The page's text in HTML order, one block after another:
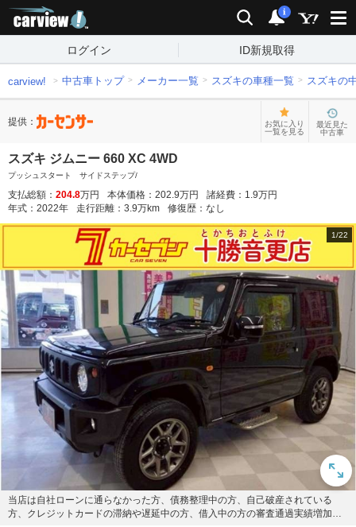
検索 通知
i
ログイン ID新規取得
carview! 中古車トップ メーカー一覧 スズキの車種一覧 スズキの
提供：
お気に入り
一覧を見る
最近見た
中古車
スズキ ジムニー 660 XC 4WD
プッシュスタート サイドステップ/
支払総額： 204.8万円 本体価格： 202.9万円 諸経費： 1.9万円
年式： 2022年 走行距離： 3.9万km 修復歴： なし
1/22
当店は自社ローンに通らなかった方、債務整理中の方、自己破産されている
方、クレジットカードの滞納や遅延中の方、借入中の方の審査通過実績増加